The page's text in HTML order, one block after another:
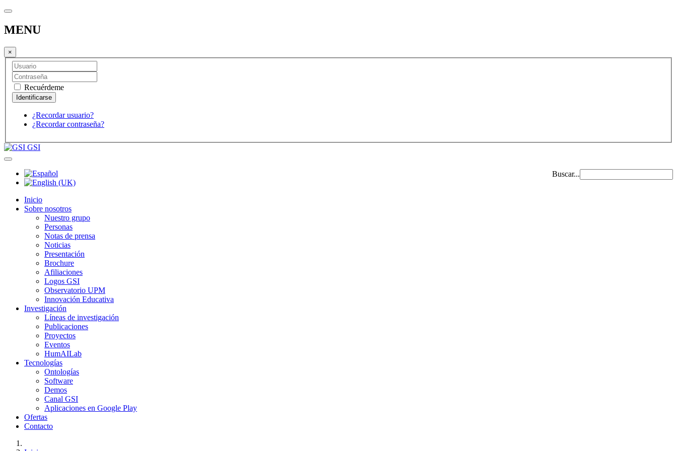
MENU
×
Recuérdeme
¿Recordar usuario?
¿Recordar contraseña?
GSI
Buscar...
Inicio
Sobre nosotros
Nuestro grupo
Personas
Notas de prensa
Noticias
Presentación
Brochure
Afiliaciones
Logos GSI
Observatorio UPM
Innovación Educativa
Investigación
Líneas de investigación
Publicaciones
Proyectos
Eventos
HumAILab
Tecnologías
Ontologías
Software
Demos
Canal GSI
Aplicaciones en Google Play
Ofertas
Contacto